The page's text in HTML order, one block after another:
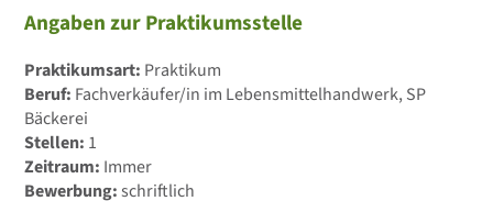
Angaben zur Praktikumsstelle
Praktikumsart: Praktikum
Beruf: Fachverkäufer/in im Lebensmittelhandwerk, SP
Bäckerei
Stellen: 1
Zeitraum: Immer
Bewerbung:schriftlich